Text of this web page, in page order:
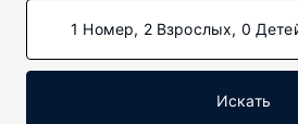
1 Номер, 2 Взрослых, 0
Искать